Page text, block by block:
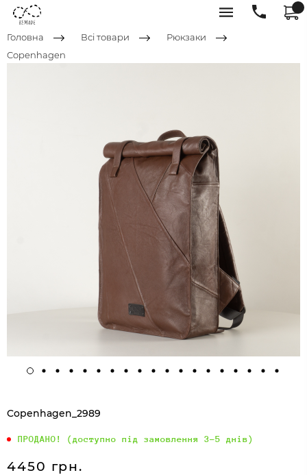
Головна Всі товари
Рюкзаки
Copenhagen
Copenhagen_2989
ПРОДАНО! (доступно під замовлення 3-5 днів)
4450 грн.